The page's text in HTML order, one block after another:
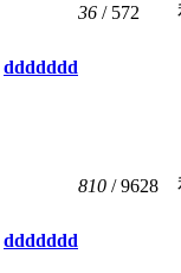
ddddddd
36 / 572
ddddddd
810 / 9628